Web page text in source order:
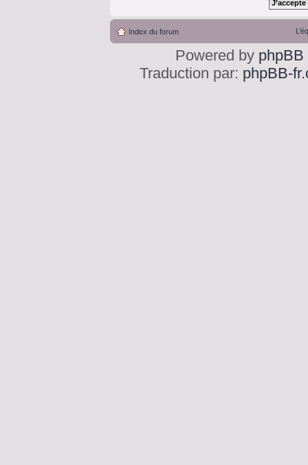
Index du forum
Powered by phpBB
Traduction par: phpBB-